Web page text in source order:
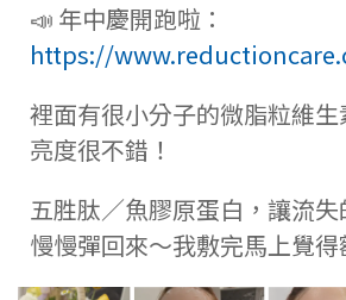
📣 年中慶開跑啦：
https://
裡面有很小分子的微脂粒維生
亮度很不錯！
五胜肽／魚膠原蛋白，讓流
慢慢彈回來～我敷完馬上覺